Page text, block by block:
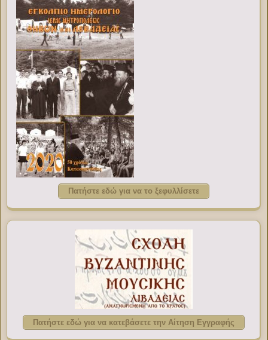
Πατήστε εδώ για να το ξεφυλλίσετε
Πατήστε εδώ για να κατεβάσετε την Αίτηση Εγγραφής